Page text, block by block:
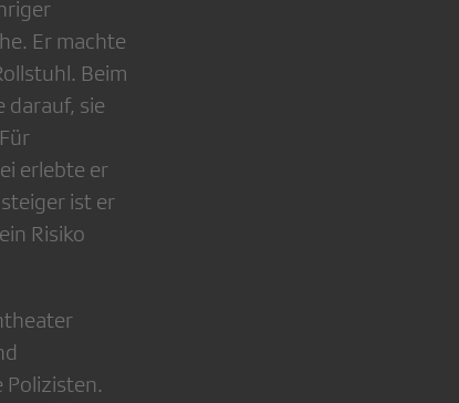
Er machte
Beim
darauf, sie
erlebte er
ist er
Risiko
Polizisten.